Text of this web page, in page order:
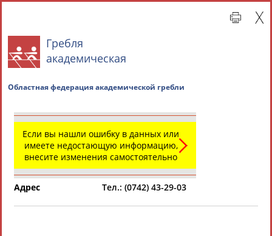
Главная » Региональные спортивные организации
Гребля
академическая
Областная федерация академической гребли
Если вы нашли ошибку в данных или
имеете недостающую информацию,
внесите изменения самостоятельно
Адрес Тел.: (0742) 43-29-03